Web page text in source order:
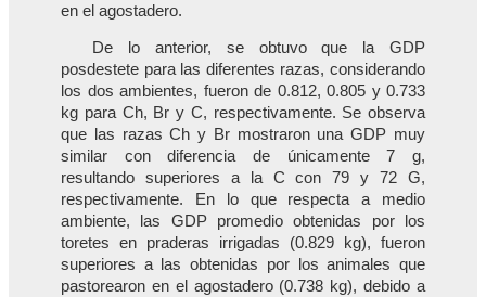
en el agostadero.
De lo anterior, se obtuvo que la GDP
posdestete para las diferentes razas, considerando
los dos ambientes, fueron de 0.812, 0.805 y 0.733
kg para Ch, Br y C, respectivamente. Se observa
que las razas Ch y Br mostraron una GDP muy
similar con diferencia de únicamente 7 g,
resultando superiores a la C con 79 y 72 G,
respectivamente. En lo que respecta a medio
ambiente, las GDP promedio obtenidas por los
toretes en praderas irrigadas (0.829 kg), fueron
superiores a las obtenidas por los animales que
pastorearon en el agostadero (0.738 kg), debido a